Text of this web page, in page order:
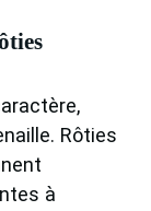
Rôties
à